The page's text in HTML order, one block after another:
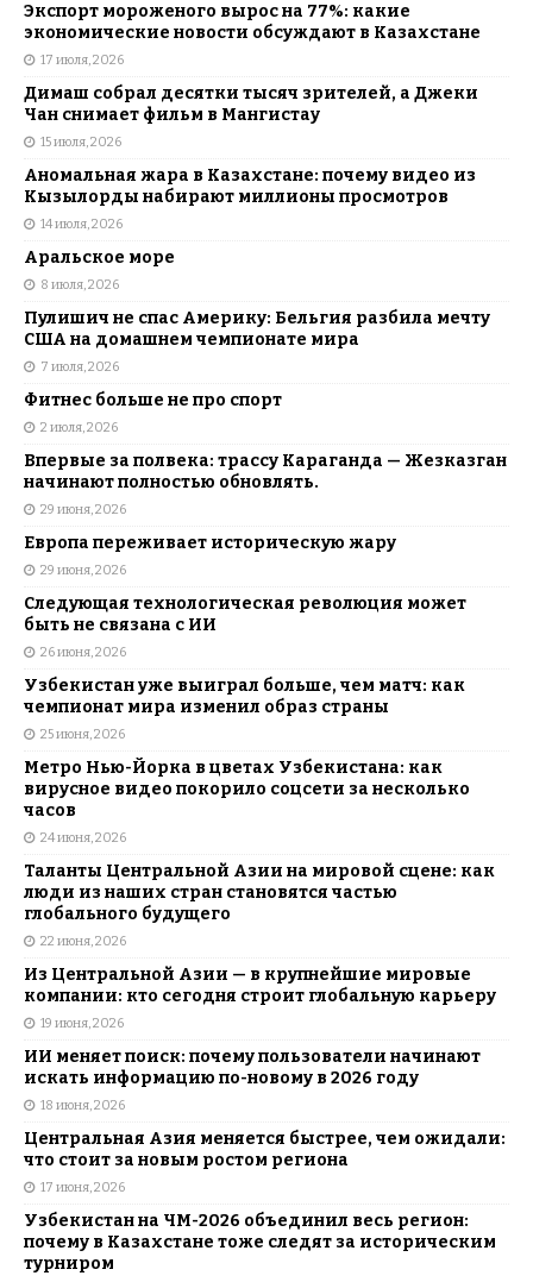
Экспорт мороженого вырос на 77%: какие
экономические новости обсуждают в Казахстане
17 июля, 2026
Димаш собрал десятки тысяч зрителей, а Джеки
Чан снимает фильм в Мангистау
15 июля, 2026
Аномальная жара в Казахстане: почему видео из
Кызылорды набирают миллионы просмотров
14 июля, 2026
Аральское море
8 июля, 2026
Пулишич не спас Америку: Бельгия разбила мечту
США на домашнем чемпионате мира
7 июля, 2026
Фитнес больше не про спорт
2 июля, 2026
Впервые за полвека: трассу Караганда — Жезказган
начинают полностью обновлять.
29 июня, 2026
Европа переживает историческую жару
29 июня, 2026
Следующая технологическая революция может
быть не связана с ИИ
26 июня, 2026
Узбекистан уже выиграл больше, чем матч: как
чемпионат мира изменил образ страны
25 июня, 2026
Метро Нью-Йорка в цветах Узбекистана: как
вирусное видео покорило соцсети за несколько
часов
24 июня, 2026
Таланты Центральной Азии на мировой сцене: как
люди из наших стран становятся частью
глобального будущего
22 июня, 2026
Из Центральной Азии — в крупнейшие мировые
компании: кто сегодня строит глобальную карьеру
19 июня, 2026
ИИ меняет поиск: почему пользователи начинают
искать информацию по-новому в 2026 году
18 июня, 2026
Центральная Азия меняется быстрее, чем ожидали:
что стоит за новым ростом региона
17 июня, 2026
Узбекистан на ЧМ-2026 объединил весь регион:
почему в Казахстане тоже следят за историческим
турниром